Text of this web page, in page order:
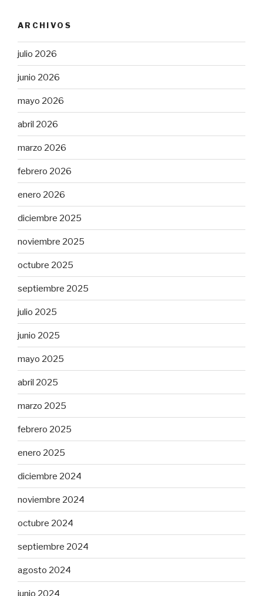
ARCHIVOS
julio 2026
junio 2026
mayo 2026
abril 2026
marzo 2026
febrero 2026
enero 2026
diciembre 2025
noviembre 2025
octubre 2025
septiembre 2025
julio 2025
junio 2025
mayo 2025
abril 2025
marzo 2025
febrero 2025
enero 2025
diciembre 2024
noviembre 2024
octubre 2024
septiembre 2024
agosto 2024
junio 2024